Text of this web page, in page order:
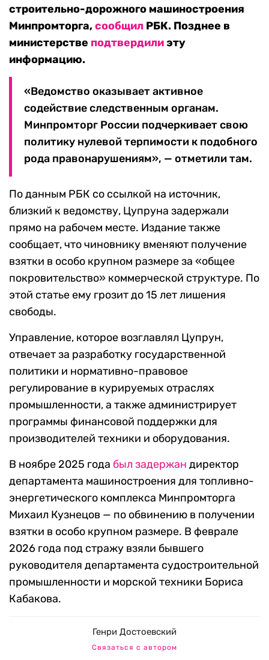
строительно-дорожного машиностроения
Минпромторга,сообщил РБК. Позднее в
министерстве подтвердилиэту
информацию.
«Ведомство оказывает активное
содействие следственным органам.
Минпромторг России подчеркивает свою
политику нулевой терпимости к подобного
рода правонарушениям», — отметили там.
По данным РБК со ссылкой на источник,
близкий к ведомству, Цупруна задержали
прямо на рабочем месте. Издание также
сообщает, что чиновнику вменяют получение
взятки в особо крупном размере за «общее
покровительство» коммерческой структуре. По
этой статье ему грозит до 15 лет лишения
свободы.
Управление, которое возглавлял Цупрун,
отвечает за разработку государственной
политики и нормативно-правовое
регулирование в курируемых отраслях
промышленности, а также администрирует
программы финансовой поддержки для
производителей техники и оборудования.
В ноябре 2025 года был задержан директор
департамента машиностроения для топливно-
энергетического комплекса Минпромторга
Михаил Кузнецов — по обвинению в получении
взятки в особо крупном размере. В феврале
2026 года под стражу взяли бывшего
руководителя департамента судостроительной
промышленности и морской техники Бориса
Кабакова.
Генри Достоевский
Связаться с автором